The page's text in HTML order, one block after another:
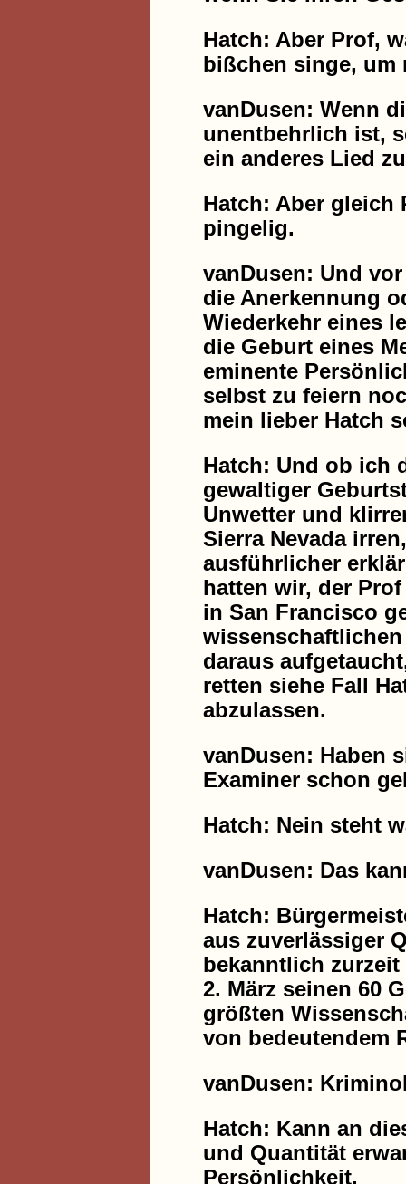
Hatch: Aber Prof,
bißchen singe, um
vanDusen: Wenn
unentbehrlich ist,
ein anderes Lied
Hatch: Aber gleich
pingelig.
vanDusen: Und
die Anerkennung
Wiederkehr eines
die Geburt eines
eminente
selbst zu feiern
mein lieber Hatch
Hatch: Und ob ich
gewaltiger
Unwetter und
Sierra Nevada
ausführlicher
hatten wir, der
in San Francisco
daraus
retten siehe Fall
abzulassen.
vanDusen: Haben
Examiner schon
Hatch: Nein steht
vanDusen: Das
Hatch:
aus zuverlässiger
bekanntlich
2. März seinen 60
größten
von bedeutendem
vanDusen:
Hatch: Kann an
und Quantität
Persönlichkeit.